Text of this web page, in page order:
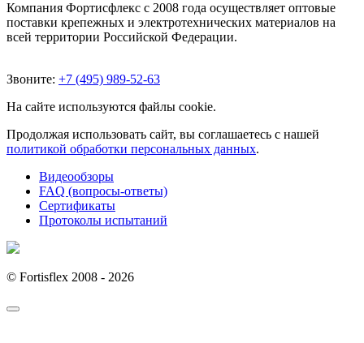
Компания Фортисфлекс с 2008 года осуществляет оптовые
поставки крепежных и электротехнических материалов на
всей территории Российской Федерации.
Звоните: +7 (495) 989-52-63
На сайте используются файлы cookie.
Продолжая использовать сайт, вы соглашаетесь с нашей
политикой обработки персональных данных.
Видеообзоры
FAQ (вопросы-ответы)
Сертификаты
Протоколы испытаний
© Fortisflex 2008 - 2026